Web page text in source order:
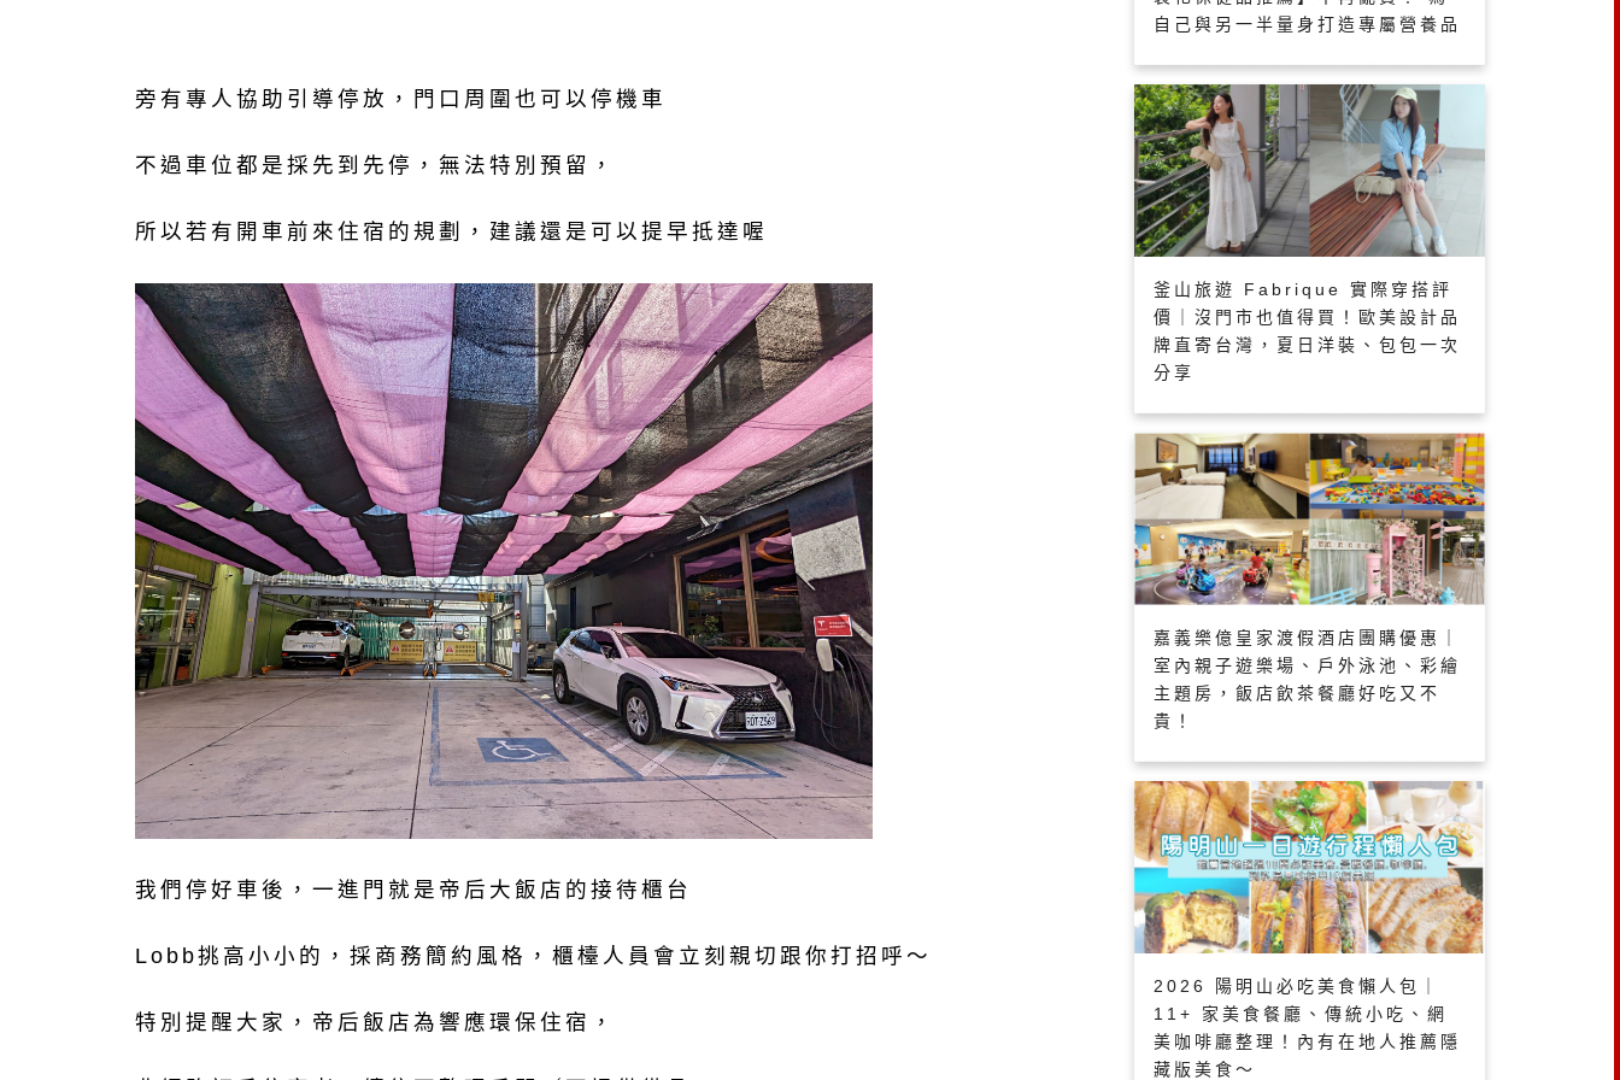
旁有專人協助引導停放，門口周圍也可以停機車
不過車位都是採先到先停，無法特別預留，
所以若有開車前來住宿的規劃，建議還是可以提早抵達喔
我們停好車後，一進門就是帝后大飯店的接待櫃台
Lobb挑高小小的，採商務簡約風格，櫃檯人員會立刻親切跟你打招呼～
特別提醒大家，帝后飯店為響應環保住宿，
自己與另一半量身打造專屬營養品
釜山旅遊 Fabrique 實際穿搭評
價｜沒門市也值得買！歐美設計品
牌直寄台灣，夏日洋裝、包包一次
分享
嘉義樂億皇家渡假酒店團購優惠｜
室內親子遊樂場、戶外泳池、彩繪
主題房，飯店飲茶餐廳好吃又不
貴！
2026 陽明山必吃美食懶人包｜
11+ 家美食餐廳、傳統小吃、網
美咖啡廳整理！內有在地人推薦隱
藏版美食～